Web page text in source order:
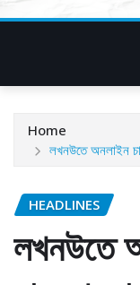
Home
লখনউতে অনলাইন
HEADLINES
লখনউতে